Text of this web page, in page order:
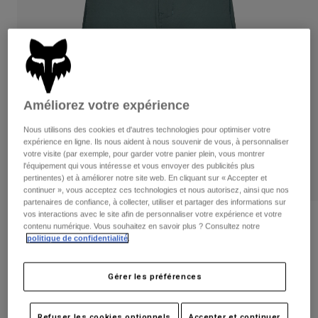
Pantalons
Shorts
Vestes
Gants
Protections
Masques
Chaussettes
Accessoires
Pièces de rechange
Pantalons
Gants
Masques
Chaussettes
Sacs et accessoires
Voir tout
Femme
T-shirts et tops
Sweats et Pulls
Vestes
Pantalons
Chemises
Voir tout
Enfants
Masques
Chaussettes
Voir tout
Moto
Casques
Maillots
Pantalons
Bottes
Masques
Short doublé Ranger Femme
Améliorez votre expérience
Nous utilisons des cookies et d'autres technologies pour optimiser votre
expérience en ligne. Ils nous aident à nous souvenir de vous, à personnaliser
votre visite (par exemple, pour garder votre panier plein, vous montrer
l'équipement qui vous intéresse et vous envoyer des publicités plus
pertinentes) et à améliorer notre site web. En cliquant sur « Accepter et
continuer », vous acceptez ces technologies et nous autorisez, ainsi que nos
partenaires de confiance, à collecter, utiliser et partager des informations sur
vos interactions avec le site afin de personnaliser votre expérience et votre
contenu numérique. Vous souhaitez en savoir plus ? Consultez notre
politique de confidentialité.
Gérer les préférences